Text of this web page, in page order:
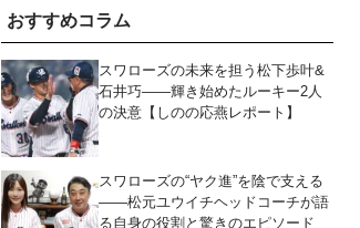
おすすめコラム
スワローズの未来を担う松下歩叶&
石井巧――輝き始めたルーキー2人
の決意【しのの応燕レポート】
スワローズの“ヤク進”を陰で支える
――松元ユウイチヘッドコーチが語
る自身の役割と驚きのエピソード